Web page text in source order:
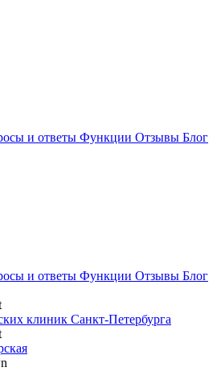
и ответы Функции Отзывы Блог
и ответы Функции Отзывы Блог
клиник Санкт-Петербурга